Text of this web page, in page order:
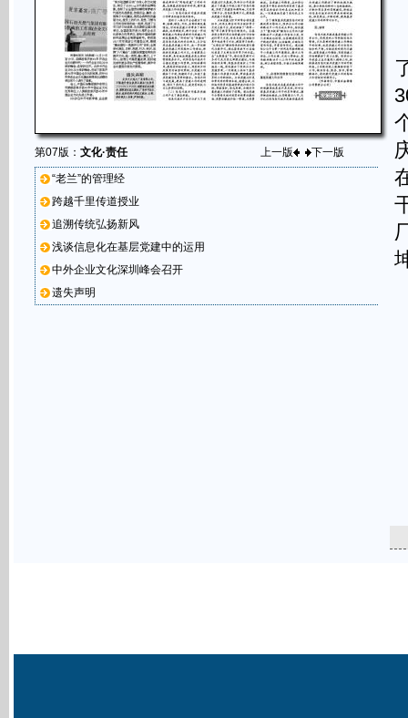
第07版： 文化·责任 上一版 下一版
“老兰”的管理经
跨越千里传道授业
追溯传统弘扬新风
浅谈信息化在基层党建中的运用
中外企业文化深圳峰会召开
遗失声明